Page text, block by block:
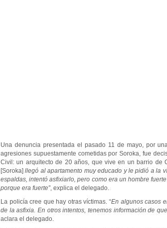
Una denuncia presentada el pasado 11 de mayo, por
agresiones supuestamente cometidas por Soroka, fue
Civil: un arquitecto de 20 años, que vive en un barrio de
[Soroka]llegó al apartamento muy educado y le pidió a la
espaldas, intentó asfixiarlo, pero como era un hombre
porque era fuerte”, explica el delegado.
La policía cree que hay otras víctimas. “En algunos casos
de la asfixia. En otros intentos, tenemos información de
aclara el delegado.